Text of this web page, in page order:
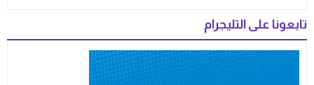
تابعونا على التليجرام